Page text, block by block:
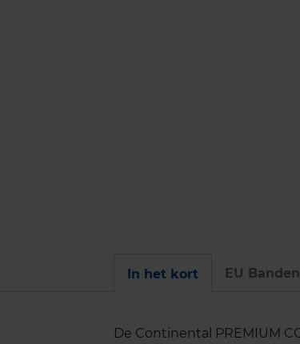
In het kort EU
De Continental PREMIUM